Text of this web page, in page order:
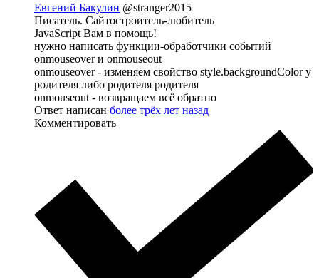
Евгений Бакулин @stranger2015
Писатель. Сайтостроитель-любитель
JavaScript Вам в помощь!
нужно написать функции-обработчики событий
onmouseover и onmouseout
onmouseover - изменяем свойство style.backgroundColor у
родителя либо родителя родителя
onmouseout - возвращаем всё обратно
Ответ написан более трёх лет назад
Комментировать